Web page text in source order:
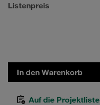
Listenpreis
In den Warenkorb
Auf die Projektliste